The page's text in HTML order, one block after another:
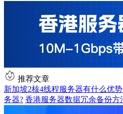
推荐文章
新加坡2核4线程服务器有什么优势
务器? 香港服务器数据冗余备份方